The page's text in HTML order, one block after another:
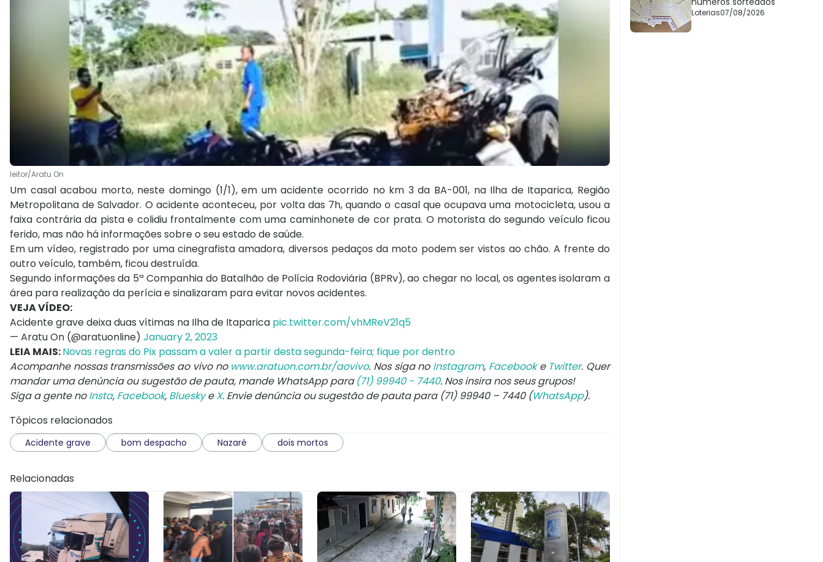
leitor/Aratu On
Um casal acabou morto, neste domingo (1/1), em um acidente ocorrido no km 3 da BA-001, na Ilha de Itaparica, Região
Metropolitana de Salvador. O acidente aconteceu, por volta das 7h, quando o casal que ocupava uma motocicleta, usou a
faixa contrária da pista e colidiu frontalmente com uma caminhonete de cor prata. O motorista do segundo veículo ficou
ferido, mas não há informações sobre o seu estado de saúde.
Em um vídeo, registrado por uma cinegrafista amadora, diversos pedaços da moto podem ser vistos ao chão. A frente do
outro veículo, também, ficou destruída.
Segundo informações da 5ª Companhia do Batalhão de Polícia Rodoviária (BPRv), ao chegar no local, os agentes isolaram a
área para realização da perícia e sinalizaram para evitar novos acidentes.
VEJA VÍDEO:
Acidente grave deixa duas vítimas na Ilha de Itaparica pic.twitter.com/vhMReV21q5
— Aratu On (@aratuonline) January 2, 2023
LEIA MAIS:Novas regras do Pix passam a valer a partir desta segunda-feira; fique por dentro
Acompanhe nossas transmissões ao vivo no www.aratuon.com.br/aovivo. Nos siga no Instagram, Facebooke Twitter. Quer
mandar uma denúncia ou sugestão de pauta, mande WhatsApp para (71) 99940 - 7440. Nos insira nos seus grupos!
Siga a gente noInsta, Facebook, BlueskyeX. Envie denúncia ou sugestão de pauta para (71) 99940 – 7440 (WhatsApp).
Tópicos relacionados
Acidente grave bom despacho Nazaré dois mortos
Relacionadas
Loterias07/08/2026